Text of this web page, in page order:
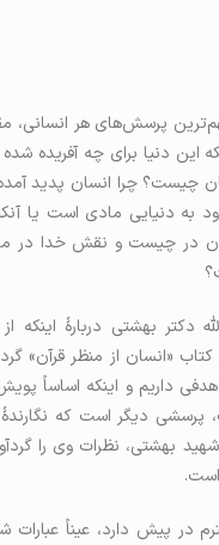
پرسش‌های هر
این دنیا برای چه آفریده
چیست؟ چرا انسان پدید آمده
به دنیایی مادی است یا
در چیست و نقش خدا در
دکتر بهشتی دربارۀ اینکه
«انسان از منظر قرآن»
هدفی داریم و اینکه اساساً
پرسشی دیگر است که
بهشتی، نظرات وی را
است.
در پیش دارد، عیناً